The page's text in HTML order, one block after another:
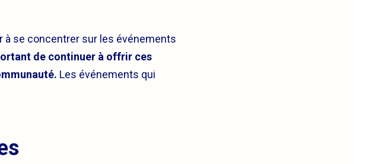
à se concentrer sur les événements
de continuer à offrir ces
Les événements qui